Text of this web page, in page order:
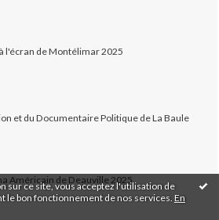
sur ce site, vous acceptez l'utilisation de
le bon fonctionnement de nos services. En
l'écran de Montélimar 2025
et du Documentaire Politique de La Baule
Américain de Deauville 2025